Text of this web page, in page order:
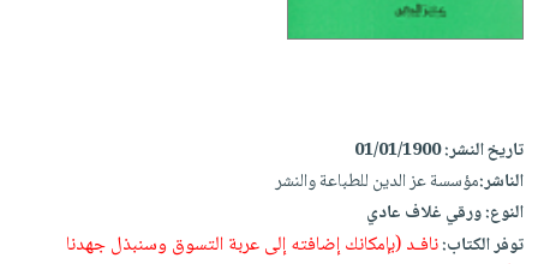
Englishطرحها
على
Android
تحميل
iKitab
على
Apple
وسائل
جوائز
العناية
الشخصية
العناية
وتصفيف
والسفرة
جديد
الكل
تاريخ النشر:01/01/1900
الناشر:مؤسسة عز الدين للطباعة والنشر
النوع:ورقي غلاف عادي
توفر الكتاب:نافـد (بإمكانك إضافته إلى عربة التسوق وسنبذل جهدنا